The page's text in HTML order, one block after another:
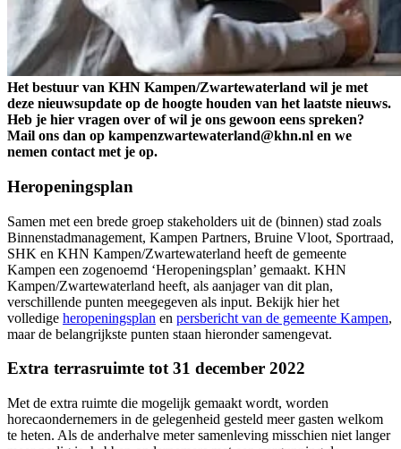
Het bestuur van KHN Kampen/Zwartewaterland wil je met
deze nieuwsupdate op de hoogte houden van het laatste nieuws.
Heb je hier vragen over of wil je ons gewoon eens spreken?
Mail ons dan op kampenzwartewaterland@khn.nl en we
nemen contact met je op.
Heropeningsplan
Samen met een brede groep stakeholders uit de (binnen) stad zoals
Binnenstadmanagement, Kampen Partners, Bruine Vloot, Sportraad,
SHK en KHN Kampen/Zwartewaterland heeft de gemeente
Kampen een zogenoemd ‘Heropeningsplan’ gemaakt. KHN
Kampen/Zwartewaterland heeft, als aanjager van dit plan,
verschillende punten meegegeven als input. Bekijk hier het
volledige heropeningsplan en persbericht van de gemeente Kampen,
maar de belangrijkste punten staan hieronder samengevat.
Extra terrasruimte tot 31 december 2022
Met de extra ruimte die mogelijk gemaakt wordt, worden
horecaondernemers in de gelegenheid gesteld meer gasten welkom
te heten. Als de anderhalve meter samenleving misschien niet langer